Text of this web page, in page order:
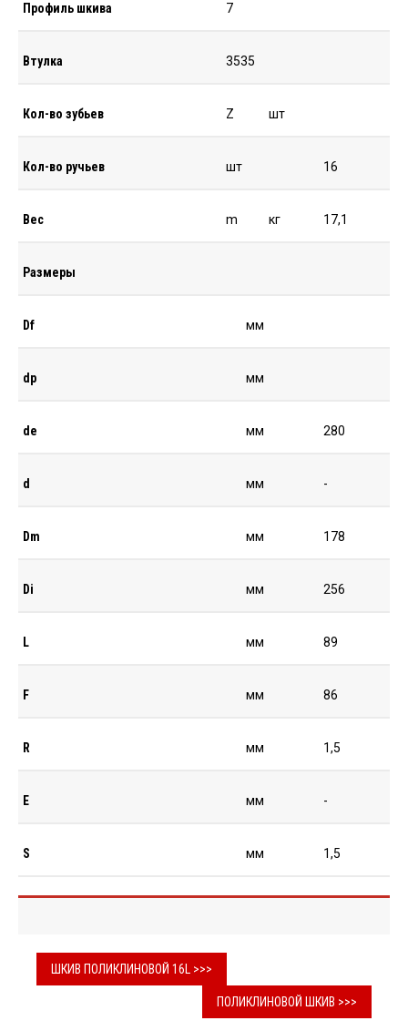
Профиль шкива 7
Втулка 3535
Кол-во зубьев Z шт
Кол-во ручьев шт 16
Вес m кг 17,1
Размеры
Df мм
dp мм
de мм 280
d мм -
Dm мм 178
Di мм 256
L мм 89
F мм 86
R мм 1,5
E мм -
S мм 1,5
ШКИВ ПОЛИКЛИНОВОЙ 16L >>>
ПОЛИКЛИНОВОЙ ШКИВ >>>